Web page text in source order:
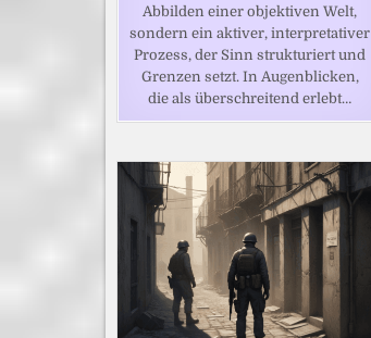
Abbilden einer objektiven Welt,
sondern ein aktiver, interpretativer
Prozess, der Sinn strukturiert und
Grenzen setzt. In Augenblicken,
die als überschreitend erlebt…